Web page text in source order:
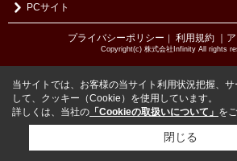
PCサイト
プライバシーポリシー ｜ 利用規約 ｜
Copyright(c) 株式会社Infinity All rights
当サイトでは、お客様の当サイト利用状況把握、
して、クッキー（Cookie）を使用しています。
詳しくは、当社の 「Cookieの取扱いについて」 を
閉じる